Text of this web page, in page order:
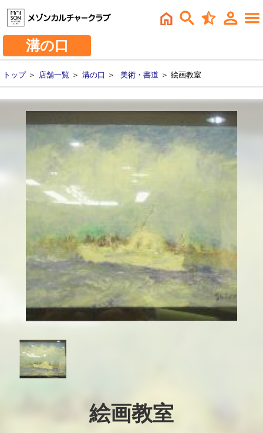
溝の口
トップ＞ 店舗一覧 ＞ 溝の口 ＞ 美術・書道 ＞ 絵画教室
絵画教室